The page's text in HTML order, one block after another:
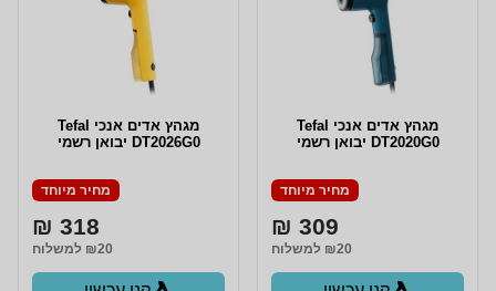
מגהץ ‏אדים ‏אנכי Tefal
DT2020G0 יבואן רשמי
מחיר מיוחד
309 ₪
₪20 למשלוח
מגהץ ‏אדים ‏אנכי Tefal
DT2026G0 יבואן רשמי
מחיר מיוחד
318 ₪
₪20 למשלוח